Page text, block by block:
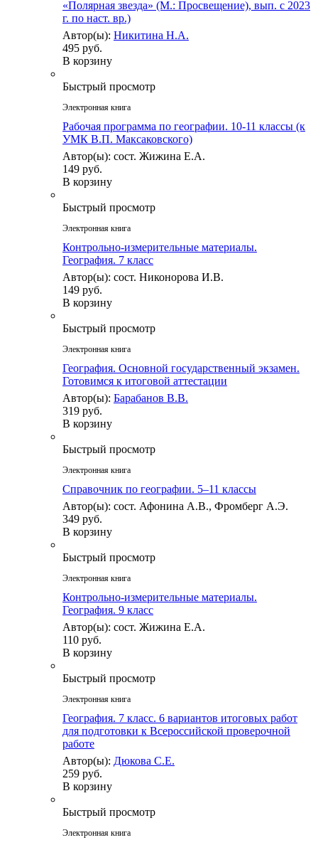
«Полярная звезда» (М.: Просвещение), вып. с 2023
г. по наст. вр.)
Автор(ы): Никитина Н.А.
495 руб.
В корзину
Быстрый просмотр
Электронная книга
Рабочая программа по географии. 10-11 классы (к
УМК В.П. Максаковского)
Автор(ы): сост. Жижина Е.А.
149 руб.
В корзину
Быстрый просмотр
Электронная книга
Контрольно-измерительные материалы.
География. 7 класс
Автор(ы): сост. Никонорова И.В.
149 руб.
В корзину
Быстрый просмотр
Электронная книга
География. Основной государственный экзамен.
Готовимся к итоговой аттестации
Автор(ы): Барабанов В.В.
319 руб.
В корзину
Быстрый просмотр
Электронная книга
Справочник по географии. 5–11 классы
Автор(ы): сост. Афонина А.В., Фромберг А.Э.
349 руб.
В корзину
Быстрый просмотр
Электронная книга
Контрольно-измерительные материалы.
География. 9 класс
Автор(ы): сост. Жижина Е.А.
110 руб.
В корзину
Быстрый просмотр
Электронная книга
География. 7 класс. 6 вариантов итоговых работ
для подготовки к Всероссийской проверочной
работе
Автор(ы): Дюкова С.Е.
259 руб.
В корзину
Быстрый просмотр
Электронная книга